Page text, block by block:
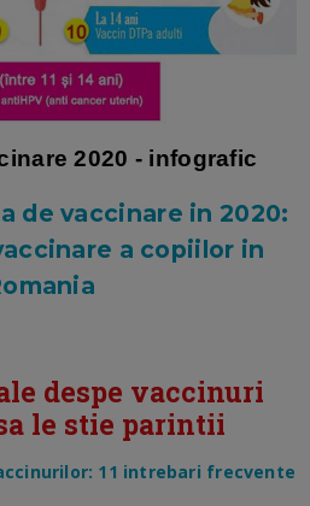
2020 - infografic
de vaccinare in 2020:
a copiilor in
despe vaccinuri
le stie parintii
11 intrebari frecvente